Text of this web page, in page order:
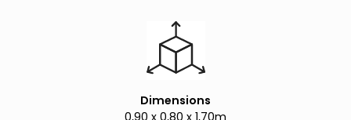
Dimensions
0,90 x 0,80 x 1,70m